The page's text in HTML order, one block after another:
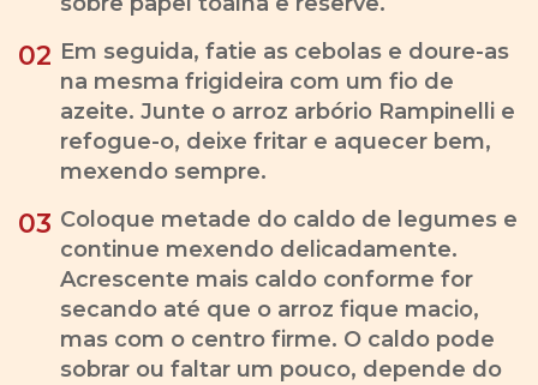
02 Em seguida, fatie as cebolas e doure-as
na mesma frigideira com um fio de
azeite. Junte o arroz arbório Rampinelli e
refogue-o, deixe fritar e aquecer bem,
mexendo sempre.
03 Coloque metade do caldo de legumes e
continue mexendo delicadamente.
Acrescente mais caldo conforme for
secando até que o arroz fique macio,
mas com o centro firme. O caldo pode
sobrar ou faltar um pouco, depende do